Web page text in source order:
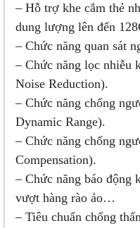
– Hỗ trợ khe cắm thẻ
dung lượng lên đến
– Chức năng quan sát
– Chức năng lọc nhiễu
Noise Reduction).
– Chức năng chống
Dynamic Range).
– Chức năng chống
Compensation).
– Chức năng báo động
vượt hàng rào ảo…
– Tiêu chuẩn chống